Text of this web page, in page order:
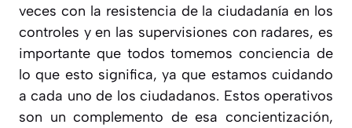
veces con la resistencia de la ciudadanía en los
controles y en las supervisiones con radares, es
importante que todos tomemos conciencia de
lo que esto significa, ya que estamos cuidando
a cada uno de los ciudadanos. Estos operativos
son un complemento de esa concientización,